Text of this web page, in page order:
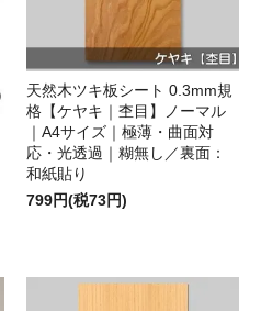
天然木ツキ板シート 0.3mm規
格【ケヤキ｜杢目】ノーマル
｜A4サイズ｜極薄・曲面対
応・光透過｜糊無し／裏面：
和紙貼り
799円(税73円)